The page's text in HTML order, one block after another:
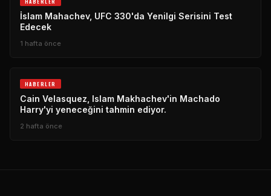
İslam Mahachev, UFC 330'da Yenilgi Serisini Test
Edecek
1 hafta önce
HABERLER
Cain Velasquez, Islam Makhachev'in Machado
Harry'yi yeneceğini tahmin ediyor.
2 hafta önce